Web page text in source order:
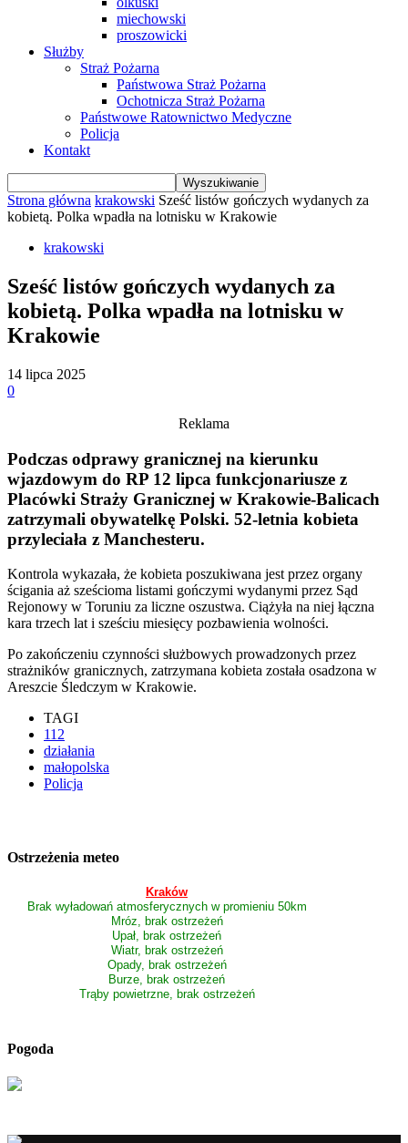
miechowski
proszowicki
Służby
Straż Pożarna
Państwowa Straż Pożarna
Ochotnicza Straż Pożarna
Państwowe Ratownictwo Medyczne
Policja
Kontakt
Strona główna krakowski Sześć listów gończych wydanych za
kobietą. Polka wpadła na lotnisku w Krakowie
krakowski
Sześć listów gończych wydanych za
kobietą. Polka wpadła na lotnisku w
Krakowie
14 lipca 2025
0
Reklama
Podczas odprawy granicznej na kierunku
wjazdowym do RP 12 lipca funkcjonariusze z
Placówki Straży Granicznej w Krakowie-Balicach
zatrzymali obywatelkę Polski. 52-letnia kobieta
przyleciała z Manchesteru.
Kontrola wykazała, że kobieta poszukiwana jest przez organy
ścigania aż sześcioma listami gończymi wydanymi przez Sąd
Rejonowy w Toruniu za liczne oszustwa. Ciążyła na niej łączna
kara trzech lat i sześciu miesięcy pozbawienia wolności.
Po zakończeniu czynności służbowych prowadzonych przez
strażników granicznych, zatrzymana kobieta została osadzona w
Areszcie Śledczym w Krakowie.
TAGI
112
działania
małopolska
Policja
Ostrzeżenia meteo
Kraków
Brak wyładowań atmosferycznych w promieniu 50km
Mróz, brak ostrzeżeń
Upał, brak ostrzeżeń
Wiatr, brak ostrzeżeń
Opady, brak ostrzeżeń
Burze, brak ostrzeżeń
Trąby powietrzne, brak ostrzeżeń
Pogoda